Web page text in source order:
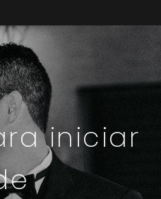
iniciar